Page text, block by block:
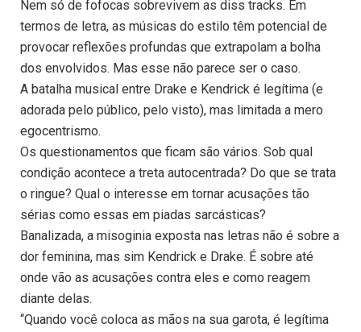
Nem só de fofocas sobrevivem as diss tracks. Em
termos de letra, as músicas do estilo têm potencial de
provocar reflexões profundas que extrapolam a bolha
dos envolvidos. Mas esse não parece ser o caso.
A batalha musical entre Drake e Kendrick é legítima (e
adorada pelo público, pelo visto), mas limitada a mero
egocentrismo.
Os questionamentos que ficam são vários. Sob qual
condição acontece a treta autocentrada? Do que se trata
o ringue? Qual o interesse em tornar acusações tão
sérias como essas em piadas sarcásticas?
Banalizada, a misoginia exposta nas letras não é sobre a
dor feminina, mas sim Kendrick e Drake. É sobre até
onde vão as acusações contra eles e como reagem
diante delas.
“Quando você coloca as mãos na sua garota, é legítima